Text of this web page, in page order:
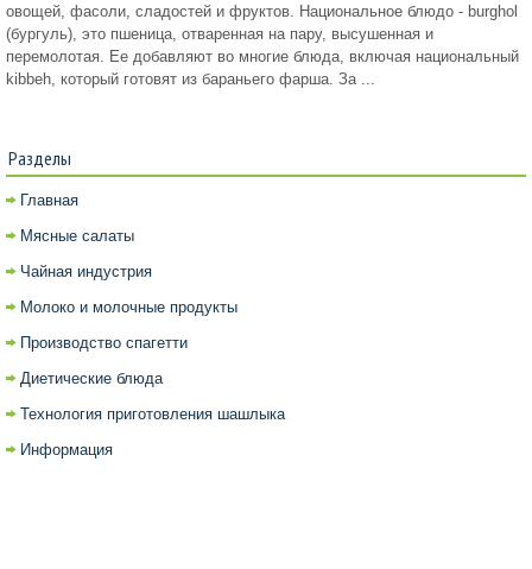
овощей, фасоли, сладостей и фруктов. Национальное блюдо - burghol
(бургуль), это пшеница, отваренная на пару, высушенная и
перемолотая. Ее добавляют во многие блюда, включая национальный
kibbeh, который готовят из бараньего фарша. За ...
Разделы
Главная
Мясные салаты
Чайная индустрия
Молоко и молочные продукты
Производство спагетти
Диетические блюда
Технология приготовления шашлыка
Информация